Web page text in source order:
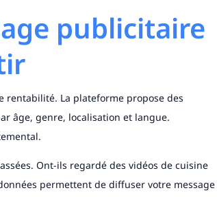
publicitaire
rentabilité. La plateforme propose des
âge, genre, localisation et langue.
Ont-ils regardé des vidéos de cuisine
permettent de diffuser votre message